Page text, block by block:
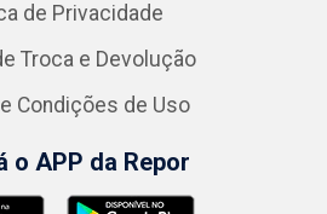
de Privacidade
Troca e Devolução
Condições de Uso
o APP da Repor